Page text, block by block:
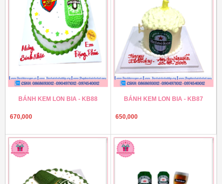
BÁNH KEM LON BIA - KB88
670,000
BÁNH KEM LON BIA - KB87
650,000